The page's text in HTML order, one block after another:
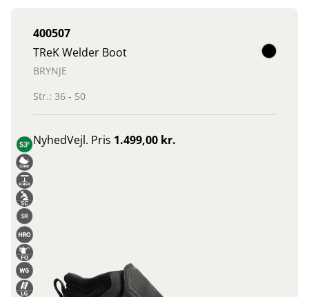
400507
TReK Welder Boot
BRYNJE
Str.: 36 - 50
NyhedVejl. Pris 1.499,00 kr.